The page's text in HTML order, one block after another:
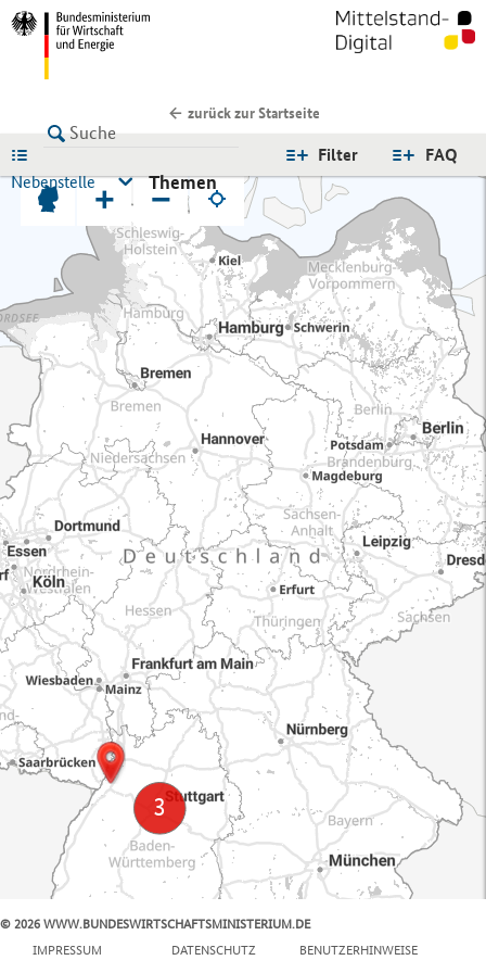
zurück zur Startseite
FAQ
Filter
Nebenstelle
Themen
+ −
© 2026 WWW.BUNDESWIRTSCHAFTSMINISTERIUM.DE
IMPRESSUM
DATENSCHUTZ BENUTZERHINWEISE